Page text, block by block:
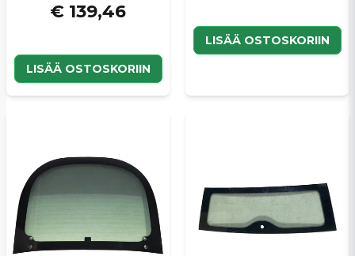
€ 139,46
LISÄÄ OSTOSKORIIN
LISÄÄ OSTOSKORIIN